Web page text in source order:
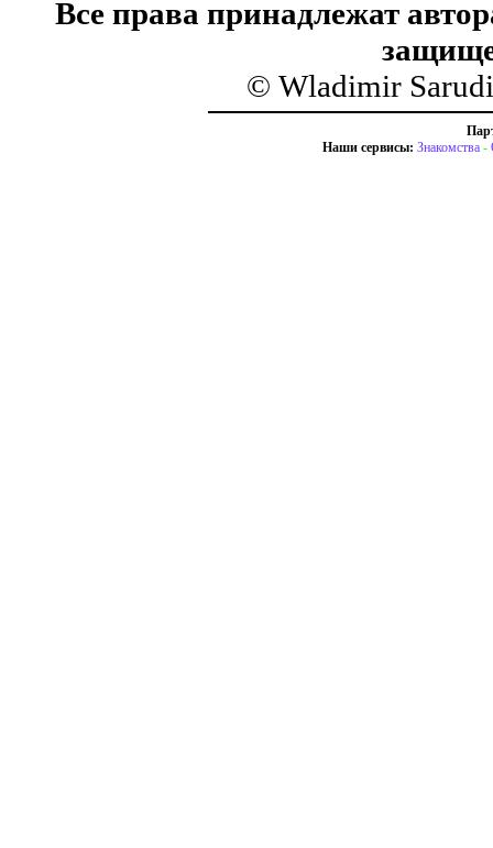
Все права принадлежат
© Wladimir
Наши сервисы: Знакомства -